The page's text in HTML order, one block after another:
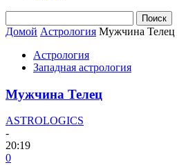
Домой Астрология Мужчина Телец
Астрология
Западная астрология
Мужчина Телец
ASTROLOGICS
-
20:19
0